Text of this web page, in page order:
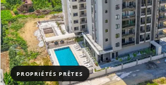
PROPRIÉTÉS PRÊTES